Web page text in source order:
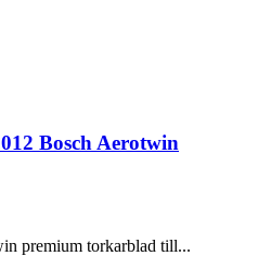
Bosch Aerotwin
premium torkarblad till...